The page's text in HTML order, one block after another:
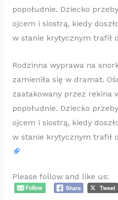
popołudnie. Dziecko
ojcem i siostrą, kiedy
w stanie krytycznym trafił
Rodzinna wyprawa na
zamieniła się w dramat.
zaatakowany przez rekina
popołudnie. Dziecko
ojcem i siostrą, kiedy
w stanie krytycznym trafił
Please follow and like us: